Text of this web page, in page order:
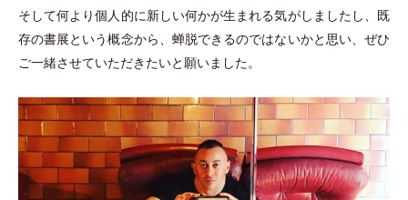
そして何より個人的に新しい何かが生まれる気がしましたし、既
存の書展という概念から、蝉脱できるのではないかと思い、ぜひ
ご一緒させていただきたいと願いました。